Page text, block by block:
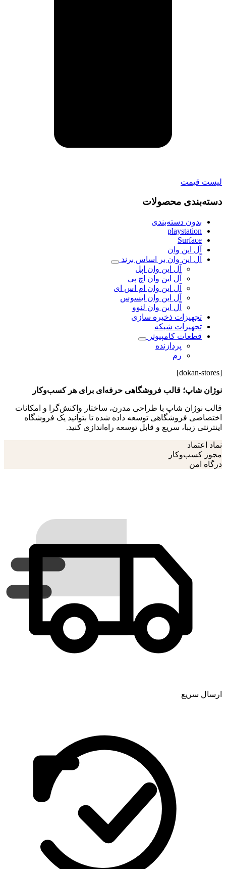
لیست قیمت
دسته‌بندی محصولات
بدون دسته‌بندی
playstation
Surface
آل این وان
آل این وان بر اساس برند
آل این وان اپل
آل این وان اچ پی
آل این وان ام اس ای
آل این وان ایسوس
آل این وان لنوو
تجهیزات ذخیره سازی
تجهیزات شبکه
قطعات کامپیوتر
پردازنده
رم
[dokan-stores]
نوژان شاپ؛ قالب فروشگاهی حرفه‌ای برای هر کسب‌وکار
قالب نوژان شاپ با طراحی مدرن، ساختار واکنش‌گرا و امکانات
اختصاصی فروشگاهی توسعه داده شده تا بتوانید یک فروشگاه
اینترنتی زیبا، سریع و قابل توسعه راه‌اندازی کنید.
نماد اعتماد
مجوز کسب‌وکار
درگاه امن
ارسال سریع